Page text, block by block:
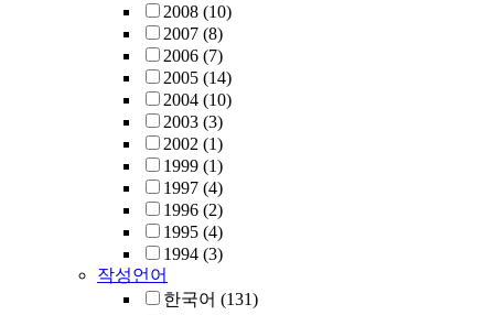
2008 (10)
2007 (8)
2006 (7)
2005 (14)
2004 (10)
2003 (3)
2002 (1)
1999 (1)
1997 (4)
1996 (2)
1995 (4)
1994 (3)
작성언어
한국어 (131)